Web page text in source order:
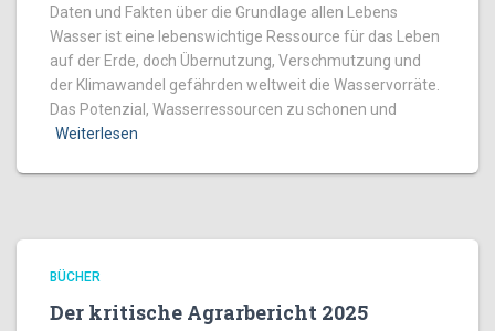
Daten und Fakten über die Grundlage allen Lebens
Wasser ist eine lebenswichtige Ressource für das Leben
auf der Erde, doch Übernutzung, Verschmutzung und
der Klimawandel gefährden weltweit die Wasservorräte.
Das Potenzial, Wasserressourcen zu schonen und
Weiterlesen
BÜCHER
Der kritische Agrarbericht 2025